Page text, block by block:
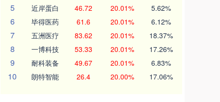
5 近岸蛋白 46.72 20.01% 5.62%
6 毕得医药 61.6 20.01% 6.12%
7 五洲医疗 83.62 20.01% 18.37%
8 一博科技 53.33 20.01% 17.26%
9 耐科装备 49.67 20.01% 6.83%
10 朗特智能 26.4 20.00% 17.06%